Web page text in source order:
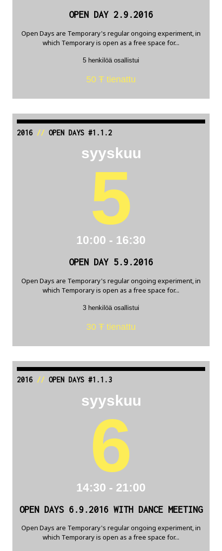
OPEN DAY 2.9.2016
Open Days are Temporary's regular ongoing experiment, in
which Temporary is open as a free space for...
5 henkilöä osallistui
50 Ŧ tienattu
2016// OPEN DAYS #1.1.2
syyskuu
5
10:00 - 16:30
OPEN DAY 5.9.2016
Open Days are Temporary's regular ongoing experiment, in
which Temporary is open as a free space for...
3 henkilöä osallistui
30 Ŧ tienattu
2016// OPEN DAYS #1.1.3
syyskuu
6
14:30 - 21:00
OPEN DAYS 6.9.2016 WITH DANCE MEETING
Open Days are Temporary's regular ongoing experiment, in
which Temporary is open as a free space for...